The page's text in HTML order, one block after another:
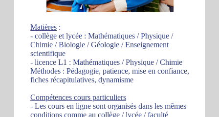
Matières :
- collège et lycée : Mathématiques / Physique /
Chimie / Biologie / Géologie / Enseignement
scientifique
- licence L1 : Mathématiques / Physique / Chimie
Méthodes : Pédagogie, patience, mise en confiance,
fiches récapitulatives, dynamisme
Compétences cours particuliers
- Les cours en ligne sont organisés dans les mêmes
conditions comme au collège / lycée / faculté